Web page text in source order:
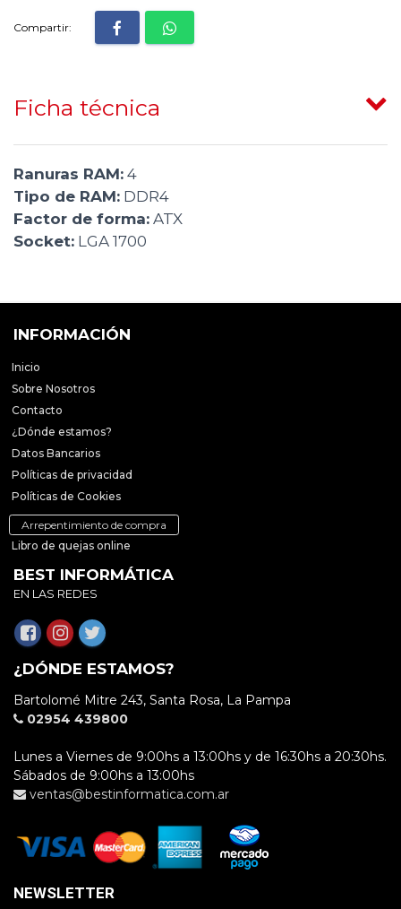
Compartir:
Ficha técnica
Ranuras RAM: 4
Tipo de RAM: DDR4
Factor de forma: ATX
Socket: LGA 1700
INFORMACIÓN
Inicio
Sobre Nosotros
Contacto
¿Dónde estamos?
Datos Bancarios
Políticas de privacidad
Políticas de Cookies
Arrepentimiento de compra
Libro de quejas online
BEST INFORMÁTICA
EN LAS REDES
¿DÓNDE ESTAMOS?
Bartolomé Mitre 243, Santa Rosa, La Pampa
02954 439800
Lunes a Viernes de 9:00hs a 13:00hs y de 16:30hs a 20:30hs.
Sábados de 9:00hs a 13:00hs
ventas@bestinformatica.com.ar
NEWSLETTER